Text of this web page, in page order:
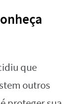
que
outros